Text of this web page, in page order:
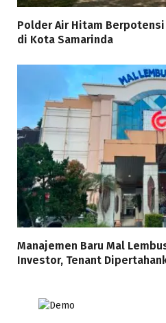
Polder Air Hitam Berpotensi
di Kota Samarinda
Manajemen Baru Mal
Investor, Tenant